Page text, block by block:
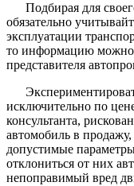
Подбирая для
обязательно
эксплуатации
то информацию можно
представителя
исключительно по
консультанта,
автомобиль в
допустимые
отклониться от них
непоправимый вред